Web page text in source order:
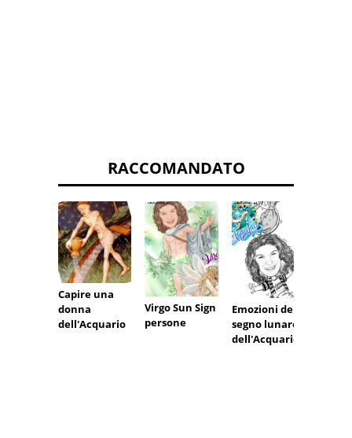
RACCOMANDATO
Capire una
donna
dell'Acquario
Virgo Sun Sign
persone
Emozioni del
segno lunare
dell'Acquario